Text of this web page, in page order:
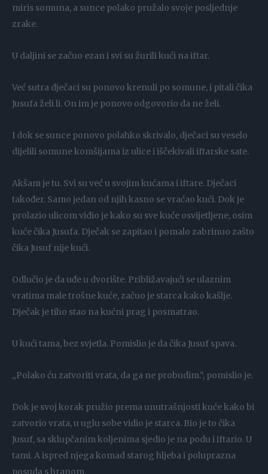
miris somuna, a sunce polako pružalo svoje posljednje
zrake.
U daljini se začuo ezan i svi su žurili kući na iftar.
Već sutra dječaci su ponovo krenuli po somune, i pitali čika
Jusufa želi li. On im je ponovo odgovorio da ne želi.
I dok se sunce ponovo polahko skrivalo, dječaci su veselo
dijelili somune komšijama iz ulice i iščekivali iftarske sate.
Akšam je tu. Svi su već u svojim kućama i iftare. Dječaci
također. Samo jedan od njih kasno se vraćao kući. Dok je
prolazio ulicom vidio je kako su sve kuće osvijetljene, osim
kuće čika Jusufa. Dječak se zapitao i pomalo zabrinuo zašto
čika Jusuf nije kući.
Odlučio je da uđe u dvorište. Približavajući se ulaznim
vratima male trošne kuće, začuo je starca kako kašlje.
Dječak je tiho stao na kućni prag i posmatrao.
U kući tama, bez svjetla. Pomislio je da čika Jusuf spava.
„Polako ću zatvoriti vrata, da ga ne probudim.“, pomislio je.
Dok je svoj korak pružio prema unutrašnjosti kuće kako bi
zatvorio vrata, u uglu sobe vidio je starca. Bio je to čika
Jusuf, sa sklupčanim koljenima sjedio je na podu i iftario. U
tami. A ispred njega komad starog hljeba i poluprazna
posuda s hranom.